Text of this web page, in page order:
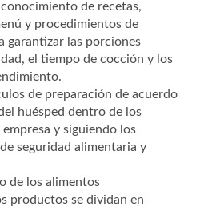
de recetas,
y procedimientos de
garantizar las porciones
el tiempo de cocción y los
de preparación de acuerdo
huésped dentro de los
y siguiendo los
seguridad alimentaria y
de los alimentos
productos se dividan en